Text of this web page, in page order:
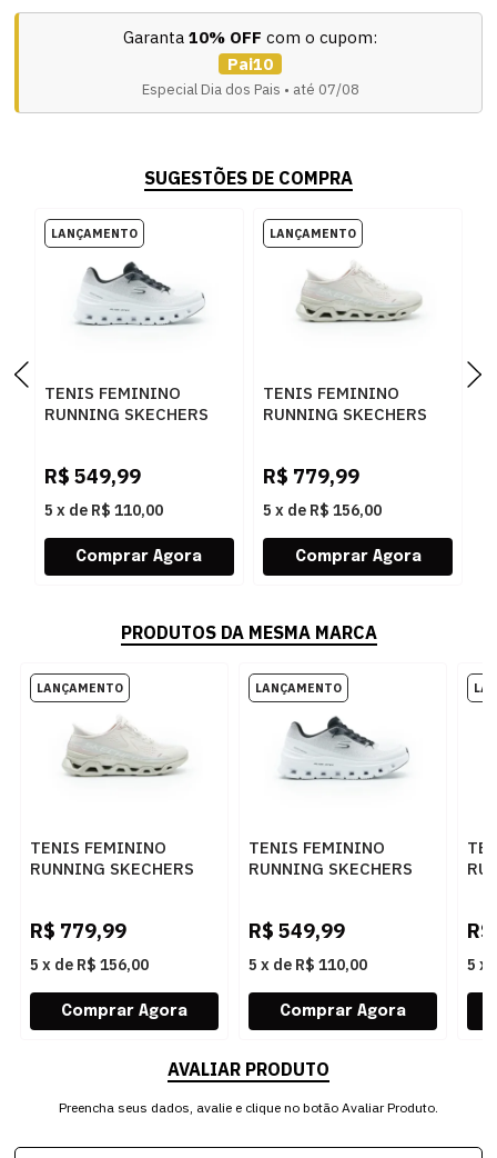
Garanta 10% OFF com o cupom:
Pai10
Especial Dia dos Pais • até 07/08
SUGESTÕES DE COMPRA
TENIS FEMININO
RUNNING SKECHERS
R$ 549,99
5 x de R$ 110,00
TENIS FEMININO
RUNNING SKECHERS
R$ 779,99
5 x de R$ 156,00
PRODUTOS DA MESMA MARCA
TENIS FEMININO
RUNNING SKECHERS
R$ 779,99
5 x de R$ 156,00
TENIS FEMININO
RUNNING SKECHERS
R$ 549,99
5 x de R$ 110,00
R$
5 x
AVALIAR PRODUTO
Preencha seus dados, avalie e clique no botão Avaliar Produto.